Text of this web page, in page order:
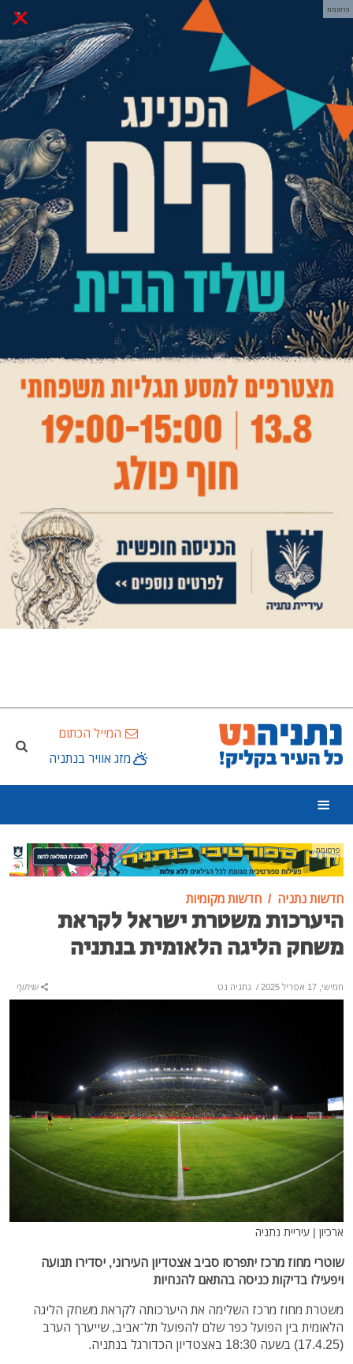
× פרסומת
המייל הכתום
מזג אוויר בנתניה
פרסומת
חדשות נתניה חדשות מקומיות
היערכות משטרת ישראל לקראת
משחק הליגה הלאומית בנתניה
חמישי, 17 אפריל 2025 / נתניה נט שיתוף
ארכיון | עיריית נתניה
שוטרי מחוז מרכז יתפרסו סביב אצטדיון העירוני, יסדירו תנועה
ויפעילו בדיקות כניסה בהתאם להנחיות
משטרת מחוז מרכז השלימה את היערכותה לקראת משחק הליגה
הלאומית בין הפועל כפר שלם להפועל תל־אביב, שייערך הערב
(17.4.25) בשעה 18:30 באצטדיון הכדורגל בנתניה.